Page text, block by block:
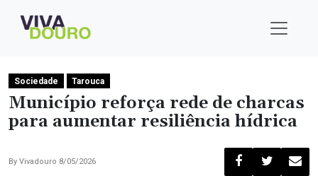
Sociedade Tarouca
Município reforça rede de charcas
para aumentar resiliência hídrica
By Vivadouro 8/05/2026